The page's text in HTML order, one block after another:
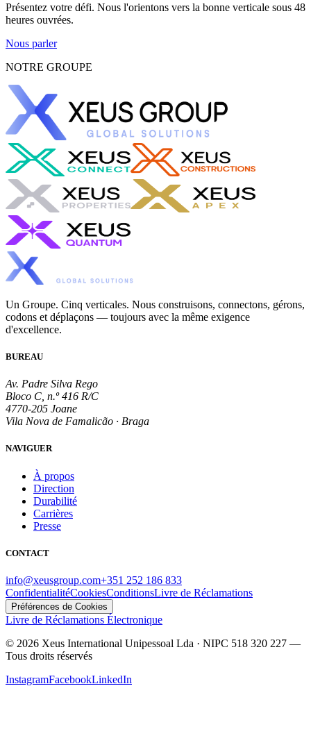
Présentez votre défi. Nous l'orientons vers la bonne verticale sous 48
heures ouvrées.
Nous parler
NOTRE GROUPE
Un Groupe. Cinq verticales. Nous construisons, connectons, gérons,
codons et déplaçons — toujours avec la même exigence
d'excellence.
BUREAU
Av. Padre Silva Rego
Bloco C, n.º 416 R/C
4770-205 Joane
Vila Nova de Famalicão · Braga
NAVIGUER
À propos
Direction
Durabilité
Carrières
Presse
CONTACT
info@xeusgroup.com+351 252 186 833
ConfidentialitéCookiesConditionsLivre de Réclamations
Préférences de Cookies
Livre de Réclamations Électronique
© 2026 Xeus International Unipessoal Lda · NIPC 518 320 227 —
Tous droits réservés
InstagramFacebookLinkedIn